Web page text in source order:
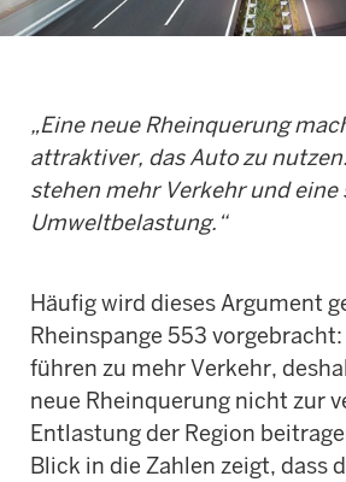
„Eine neue Rheinquerung
attraktiver, das Auto zu
stehen mehr Verkehr und eine
Umweltbelastung.“
Häufig wird dieses Argument
Rheinspange 553
führen zu mehr Verkehr,
neue Rheinquerung nicht zur
Entlastung der Region
Blick in die Zahlen zeigt, dass